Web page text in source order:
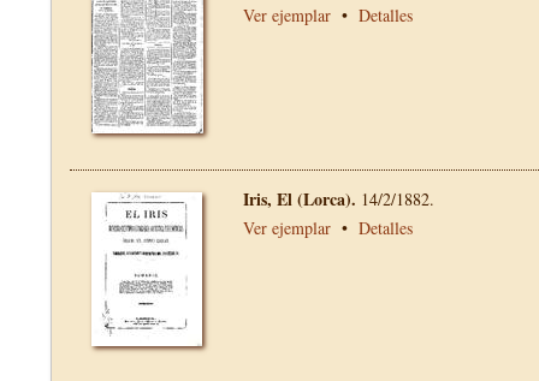
Ver ejemplar • Detalles
Iris, El (Lorca). 14/2/1882.
Ver ejemplar • Detalles